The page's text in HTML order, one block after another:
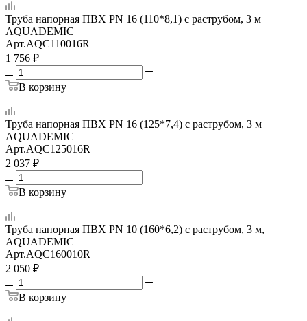
Труба напорная ПВХ PN 16 (110*8,1) с раструбом, 3 м
AQUADEMIC
Арт.AQC110016R
1 756 ₽
В корзину
Труба напорная ПВХ PN 16 (125*7,4) с раструбом, 3 м
AQUADEMIC
Арт.AQC125016R
2 037 ₽
В корзину
Труба напорная ПВХ PN 10 (160*6,2) с раструбом, 3 м,
AQUADEMIC
Арт.AQC160010R
2 050 ₽
В корзину